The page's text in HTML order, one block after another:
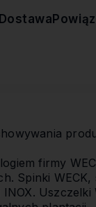
Dostawa
firmy
Spinki